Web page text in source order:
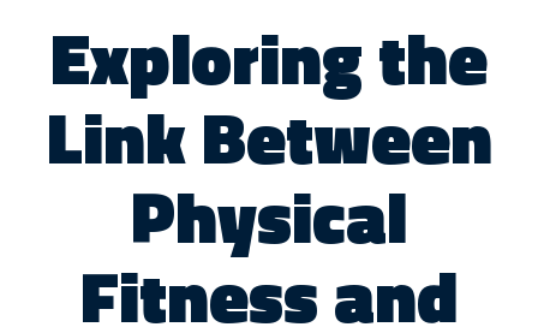
Exploring the
Link Between
Physical
Fitness and